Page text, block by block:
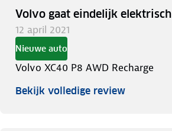
Volvo gaat eindelijk elektrisch
12 april 2021
Nieuwe auto
Volvo XC40 P8 AWD Recharge
Bekijk volledige review